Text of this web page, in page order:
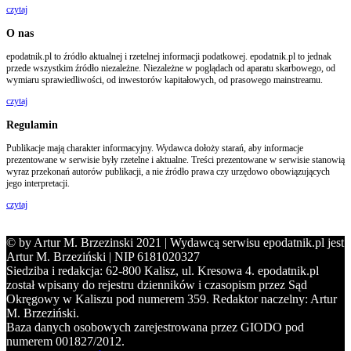
czytaj
O nas
epodatnik.pl to źródło aktualnej i rzetelnej informacji podatkowej. epodatnik.pl to jednak
przede wszystkim źródło niezależne. Niezależne w poglądach od aparatu skarbowego, od
wymiaru sprawiedliwości, od inwestorów kapitałowych, od prasowego mainstreamu.
czytaj
Regulamin
Publikacje mają charakter informacyjny. Wydawca dołoży starań, aby informacje
prezentowane w serwisie były rzetelne i aktualne. Treści prezentowane w serwisie stanowią
wyraz przekonań autorów publikacji, a nie źródło prawa czy urzędowo obowiązujących
jego interpretacji.
czytaj
© by Artur M. Brzezinski 2021 | Wydawcą serwisu epodatnik.pl jest
Artur M. Brzeziński | NIP 6181020327
Siedziba i redakcja: 62-800 Kalisz, ul. Kresowa 4. epodatnik.pl
został wpisany do rejestru dzienników i czasopism przez Sąd
Okręgowy w Kaliszu pod numerem 359. Redaktor naczelny: Artur
M. Brzeziński.
Baza danych osobowych zarejestrowana przez GIODO pod
numerem 001827/2012.